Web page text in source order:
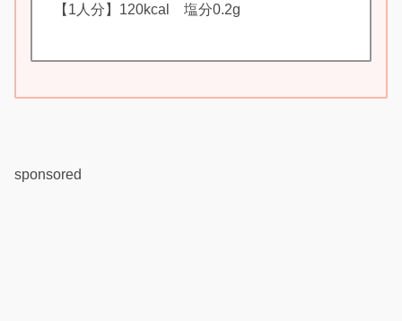
【1人分】120kcal 塩分0.2g
sponsored